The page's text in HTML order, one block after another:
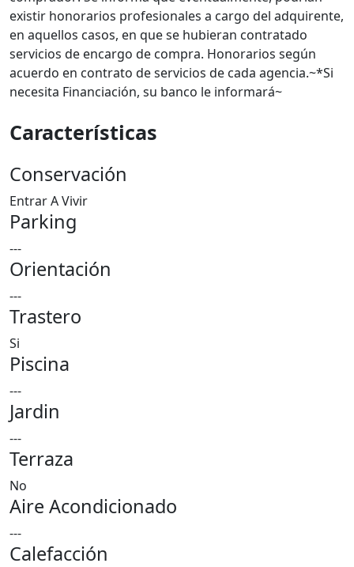
existir honorarios profesionales a cargo del adquirente,
en aquellos casos, en que se hubieran contratado
servicios de encargo de compra. Honorarios según
acuerdo en contrato de servicios de cada agencia.~*Si
necesita Financiación, su banco le informará~
Características
Conservación
Entrar A Vivir
Parking
---
Orientación
---
Trastero
Si
Piscina
---
Jardin
---
Terraza
No
Aire Acondicionado
---
Calefacción